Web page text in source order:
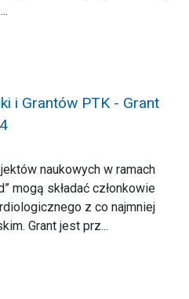
i Grantów PTK - Grant
naukowych w ramach
mogą składać członkowie
z co najmniej
Grant jest prz...